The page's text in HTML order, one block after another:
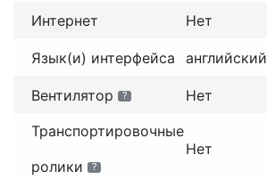
Интернет Нет
Язык(и) интерфейса английский
Вентилятор ?
Нет
Транспортировочные
ролики
?
Нет